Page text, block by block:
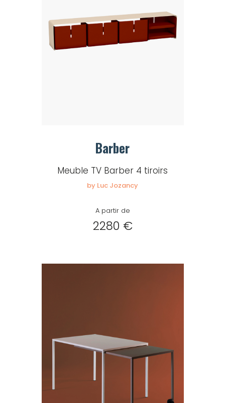
Barber
Meuble TV Barber 4 tiroirs
by Luc Jozancy
A partir de
2280 €